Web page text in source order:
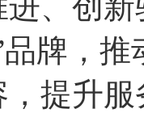
、创
牌，
提升